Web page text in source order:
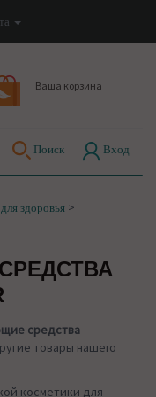
Ваша корзина
Поиск Вход
здоровья >
средства
товары нашего
косметики для